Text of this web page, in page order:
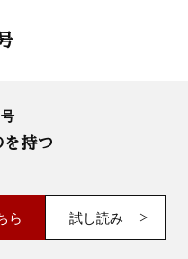
持つ
ら 試し読み